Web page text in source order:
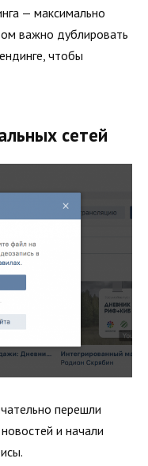
— максимально
важно дублировать
чтобы
сетей
перешли
и начали